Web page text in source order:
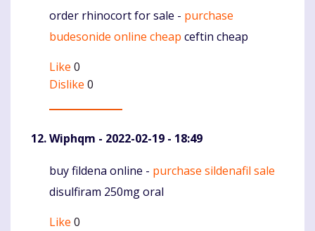
Komentaras
order rhinocort for sale - purchase
budesonide online cheap ceftin cheap
Like 0
Dislike 0
Wiphqm - 2022-02-19 - 18:49
Komentaras
buy fildena online - purchase sildenafil sale
disulfiram 250mg oral
Like 0